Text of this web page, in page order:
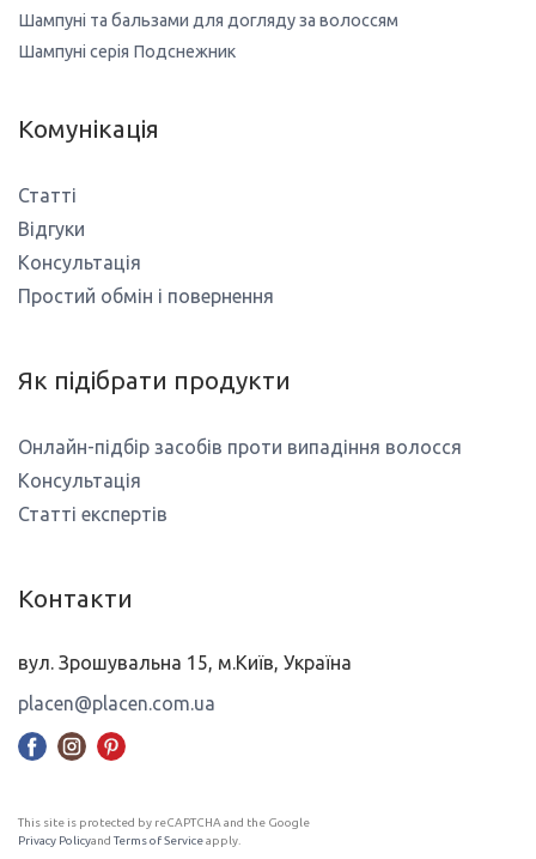
Шампуні та бальзами для догляду за волоссям
Шампуні серія Подснежник
Комунікація
Статті
Відгуки
Консультація
Простий обмін і повернення
Як підібрати продукти
Онлайн-підбір засобів проти випадіння волосся
Консультація
Статті експертів
Контакти
вул. Зрошувальна 15, м.Київ, Україна
placen@placen.com.ua
This site is protected by reCAPTCHA and the Google
Privacy Policyand Terms of Serviceapply.